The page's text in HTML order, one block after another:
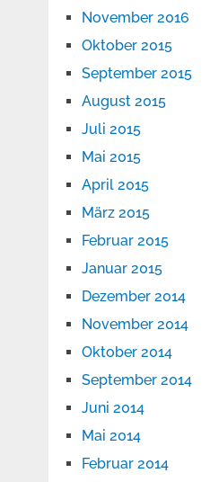
November 2016
Oktober 2015
September 2015
August 2015
Juli 2015
Mai 2015
April 2015
März 2015
Februar 2015
Januar 2015
Dezember 2014
November 2014
Oktober 2014
September 2014
Juni 2014
Mai 2014
Februar 2014